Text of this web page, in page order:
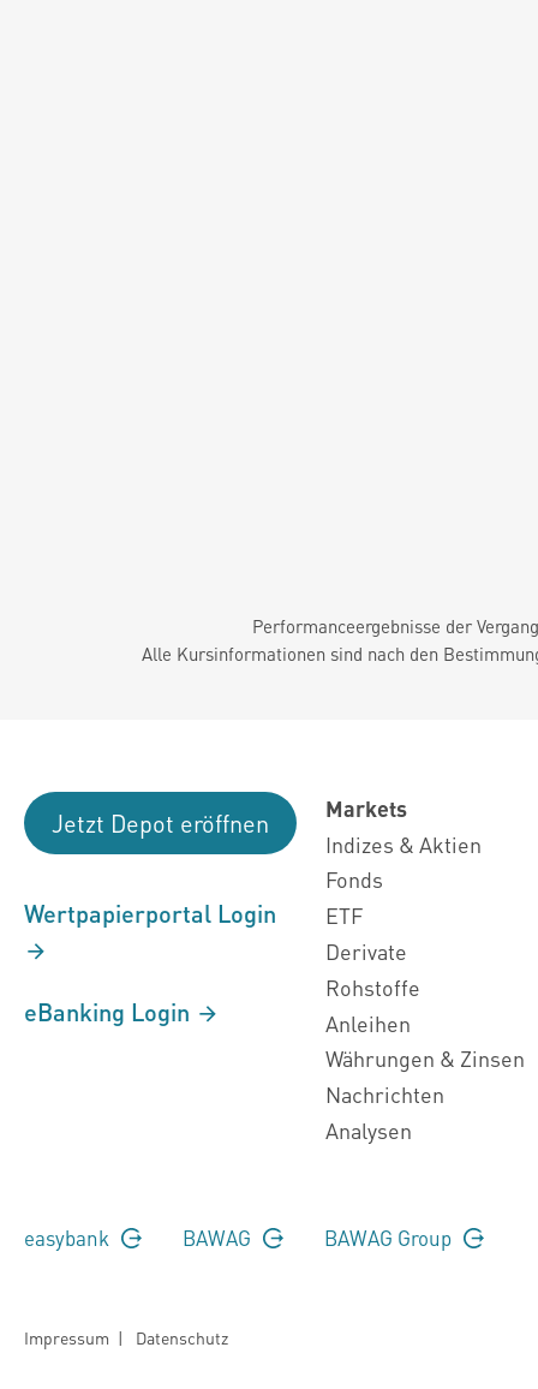
Performanceergebnisse der
Alle Kursinformationen sind nach den
Jetzt Depot eröffnen
Wertpapierportal Login
eBanking Login
Markets
Indizes & Aktien
Fonds
ETF
Derivate
Rohstoffe
Anleihen
Währungen & Zinsen
Nachrichten
Analysen
easybank BAWAG BAWAG Group
Impressum | Datenschutz